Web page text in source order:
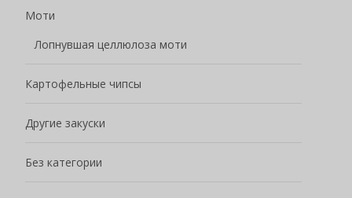
Моти
Лопнувшая целлюлоза моти
Картофельные чипсы
Другие закуски
Без категории